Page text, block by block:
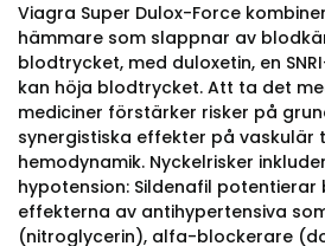
Viagra Super Dulox-Force
hämmare som slappnar av
blodtrycket, med duloxetin, en
kan höja blodtrycket. Att ta det
mediciner förstärker risker på
synergistiska effekter på vaskulär
hemodynamik. Nyckelrisker
hypotension: Sildenafil
effekterna av antihypertensiva
(nitroglycerin), alfa-blockerare